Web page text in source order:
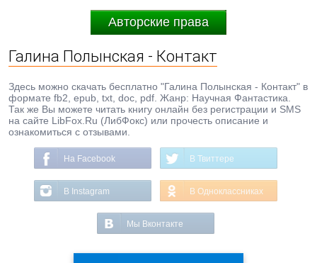
Авторские права
Галина Полынская - Контакт
Здесь можно скачать бесплатно "Галина Полынская - Контакт" в
формате fb2, epub, txt, doc, pdf. Жанр: Научная Фантастика.
Так же Вы можете читать книгу онлайн без регистрации и SMS
на сайте LibFox.Ru (ЛибФокс) или прочесть описание и
ознакомиться с отзывами.
На Facebook В Твиттере
В Instagram В Одноклассниках
Мы Вконтакте